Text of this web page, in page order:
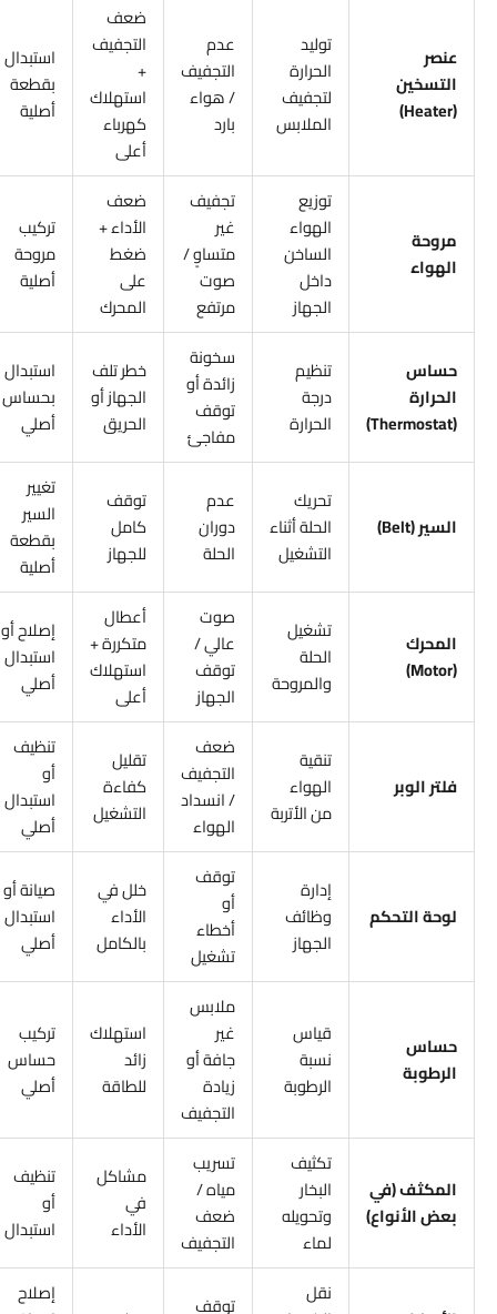
عنصر
التسخين
توليد
الحرارة
لتجفيف
الملابس
عدم
التجفيف
/ هواء
بارد
ضعف
التجفيف
استهلاك
كهرباء
أعلى
استبدال
بقطعة
أصلية
مروحة
الهواء
توزيع
الهواء
الساخن
داخل
الجهاز
تجفيف
متساوٍ /
صوت
مرتفع
ضعف
الأداء +
ضغط
على
المحرك
تركيب
مروحة
أصلية
حساس
الحرارة
تنظيم
درجة
الحرارة
سخونة
زائدة أو
توقف
مفاجئ
خطر تلف
الجهاز أو
الحريق
استبدال
بحساس
أصلي
السير (Belt)
تحريك
الحلة أثناء
التشغيل
عدم
دوران
الحلة
توقف
كامل
للجهاز
تغيير
السير
بقطعة
أصلية
المحرك
تشغيل
الحلة
والمروحة
صوت
عالي /
توقف
الجهاز
أعطال
متكررة +
استهلاك
أعلى
إصلاح أو
استبدال
أصلي
فلتر الوبر
تنقية
الهواء
من الأتربة
ضعف
التجفيف
/ انسداد
الهواء
تقليل
كفاءة
التشغيل
تنظيف
استبدال
أصلي
لوحة التحكم
إدارة
وظائف
الجهاز
توقف
أخطاء
تشغيل
خلل في
الأداء
بالكامل
صيانة أو
استبدال
أصلي
حساس
الرطوبة
قياس
نسبة
الرطوبة
ملابس
جافة أو
زيادة
التجفيف
استهلاك
زائد
للطاقة
تركيب
حساس
أصلي
المكثف (في
بعض الأنواع)
تكثيف
البخار
وتحويله
لماء
تسريب
مياه /
ضعف
التجفيف
مشاكل
في
الأداء
تنظيف
استبدال
نقل
توقف
إصلاح